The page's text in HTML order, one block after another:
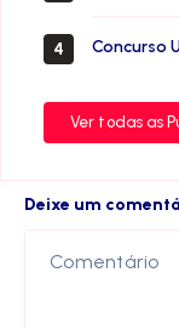
4 Concurso
Ver todas as
Deixe um